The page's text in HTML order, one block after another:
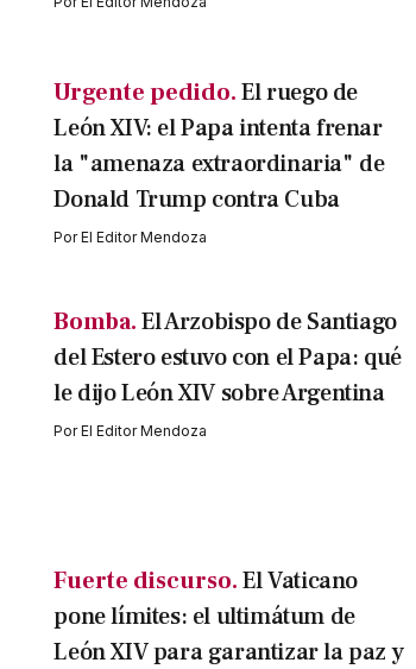
Urgente pedido. El ruego de
León XIV: el Papa intenta frenar
la "amenaza extraordinaria" de
Donald Trump contra Cuba
PorEl Editor Mendoza
Bomba. El Arzobispo de Santiago
del Estero estuvo con el Papa: qué
le dijo León XIV sobre Argentina
PorEl Editor Mendoza
Fuerte discurso. El Vaticano
pone límites: el ultimátum de
León XIV para garantizar la paz y